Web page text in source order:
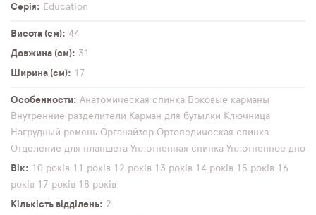
Серія
Education
Висота (см)
44
Довжина (см)
31
Ширина (см)
17
Особенности Анатомическая спинка Боковые карманы
Внутренние разделители Карман для бутылки Ключница
Нагрудный ремень Органайзер Ортопедическая спинка
Отделение для планшета Уплотненная спинка Уплотненное дно
Вік
10 років 11 років 12 років 13 років 14 років 15 років 16
років 17 років 18 років
Кількість відділень
2